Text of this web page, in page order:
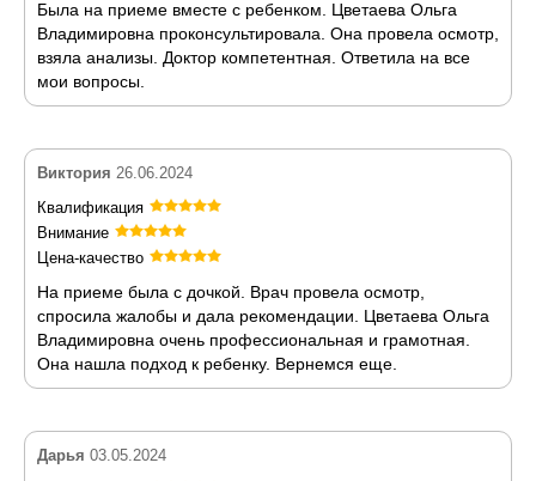
Была на приеме вместе с ребенком. Цветаева Ольга
Владимировна проконсультировала. Она провела осмотр,
взяла анализы. Доктор компетентная. Ответила на все
мои вопросы.
Виктория 26.06.2024
Квалификация
Внимание
Цена-качество
На приеме была с дочкой. Врач провела осмотр,
спросила жалобы и дала рекомендации. Цветаева Ольга
Владимировна очень профессиональная и грамотная.
Она нашла подход к ребенку. Вернемся еще.
Дарья 03.05.2024